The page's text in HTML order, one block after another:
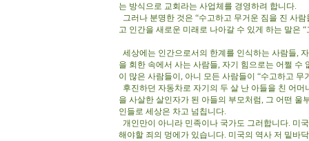
는 방식으로 교회라는 사업체를 경영하려 합니다.
그러나 분명한 것은 “수고하고 무거운 짐을 진 사
고 인간을 새로운 미래로 나아갈 수 있게 하는 말은
세상에는 인간으로서의 한계를 인식하는 사람들,
을 회한 속에서 사는 사람들, 자기 힘으로는 어쩔 수
이 많은 사람들이, 아니 모든 사람들이 “수고하고 무
후진하던 자동차로 자기의 두 살 난 아들을 친 어
을 사살한 살인자가 된 아들의 부모처럼, 그 어떤
인들로 세상은 차고 넘칩니다.
개인만이 아니라 민족이나 국가도 그러합니다. 미
해야할 죄의 멍에가 있습니다. 미국의 역사 저 밑바